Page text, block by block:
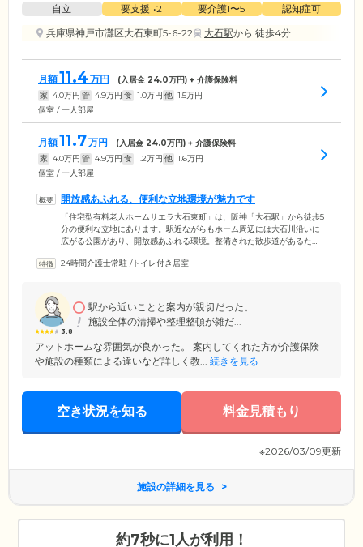
自立 要支援1•2 要介護1〜5
認知症可
兵庫県神戸市灘区大石東町5-6-22
大石駅から 徒歩4分
月額11.4 万円 (入居金 24.0万円) + 介護保険料
家 4.0万円 管 4.9万円 食 1.0万円 他 1.5万円
個室 / 一人部屋
月額11.7万円 (入居金 24.0万円) + 介護保険料
家 4.0万円 管 4.9万円 食 1.2万円 他 1.6万円
個室 / 一人部屋
開放感あふれる、便利な立地環境が魅力です
「住宅型有料老人ホームサエラ大石東町」は、阪神「大石駅」から徒歩5
分の便利な立地にあります。駅近ながらもホーム周辺には大石川沿いに
広がる公園があり、開放感あふれる環境。整備された散歩道があるた
ど、思いおもいにお過ごしいただけます。当ホームでは、生活上の過度
な、愛着を感じていただけるホームづくりを目指しています。
24時間介護士常駐 /トイレ付き居室
3.8
駅から近いことと案内が親切だった。
施設全体の清掃や整理整頓が雑だ...
アットホームな雰囲気が良かった。 案内してくれた方が介護保険
や施設の種類による違いなど詳しく教... 続きを見る
空き状況を知る 料金見積もり
※2026/03/09更新
施設の詳細を見る
約7秒に1人が利用！